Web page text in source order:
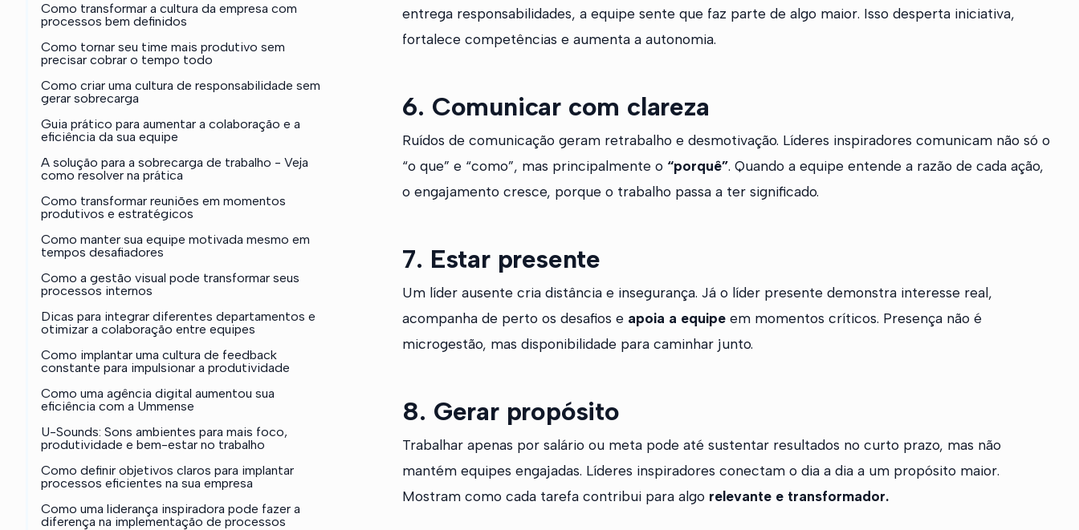
Como transformar a cultura da empresa com
processos bem definidos
Como tornar seu time mais produtivo sem
precisar cobrar o tempo todo
Como criar uma cultura de responsabilidade sem
gerar sobrecarga
Guia prático para aumentar a colaboração e a
eficiência da sua equipe
A solução para a sobrecarga de trabalho - Veja
como resolver na prática
Como transformar reuniões em momentos
produtivos e estratégicos
Como manter sua equipe motivada mesmo em
tempos desafiadores
Como a gestão visual pode transformar seus
processos internos
Dicas para integrar diferentes departamentos e
otimizar a colaboração entre equipes
Como implantar uma cultura de feedback
constante para impulsionar a produtividade
Como uma agência digital aumentou sua
eficiência com a Ummense
U-Sounds: Sons ambientes para mais foco,
produtividade e bem-estar no trabalho
Como definir objetivos claros para implantar
processos eficientes na sua empresa
Como uma liderança inspiradora pode fazer a
diferença na implementação de processos
entrega responsabilidades, a equipe sente que faz parte de algo maior. Isso desperta iniciativa,
fortalece competências e aumenta a autonomia.
6. Comunicar com clareza
Ruídos de comunicação geram retrabalho e desmotivação. Líderes inspiradores comunicam não só o
“o que” e “como”, mas principalmente o “porquê”. Quando a equipe entende a razão de cada ação,
o engajamento cresce, porque o trabalho passa a ter significado.
7. Estar presente
Um líder ausente cria distância e insegurança. Já o líder presente demonstra interesse real,
acompanha de perto os desafios e apoia a equipe em momentos críticos. Presença não é
microgestão, mas disponibilidade para caminhar junto.
8. Gerar propósito
Trabalhar apenas por salário ou meta pode até sustentar resultados no curto prazo, mas não
mantém equipes engajadas. Líderes inspiradores conectam o dia a dia a um propósito maior.
Mostram como cada tarefa contribui para algo relevante e transformador.